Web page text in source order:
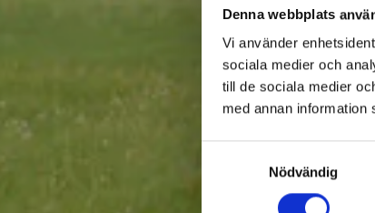
Denna webbplats
Vi använder
sociala medier och
till de sociala medier
med annan information
Nödvändig